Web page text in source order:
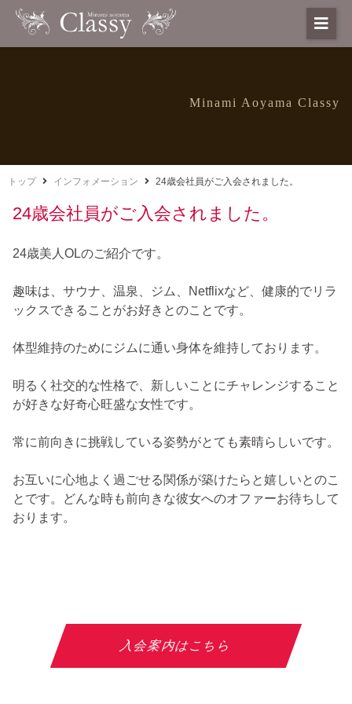
Minami Aoyama Classy
トップ インフォメーション 24歳会社員がご入会されました。
24歳会社員がご入会されました。
24歳美人OLのご紹介です。
趣味は、サウナ、温泉、ジム、Netflixなど、健康的でリラ
ックスできることがお好きとのことです。
体型維持のためにジムに通い身体を維持しております。
明るく社交的な性格で、新しいことにチャレンジすること
が好きな好奇心旺盛な女性です。
常に前向きに挑戦している姿勢がとても素晴らしいです。
お互いに心地よく過ごせる関係が築けたらと嬉しいとのこ
とです。どんな時も前向きな彼女へのオファーお待ちして
おります。
入会案内はこちら